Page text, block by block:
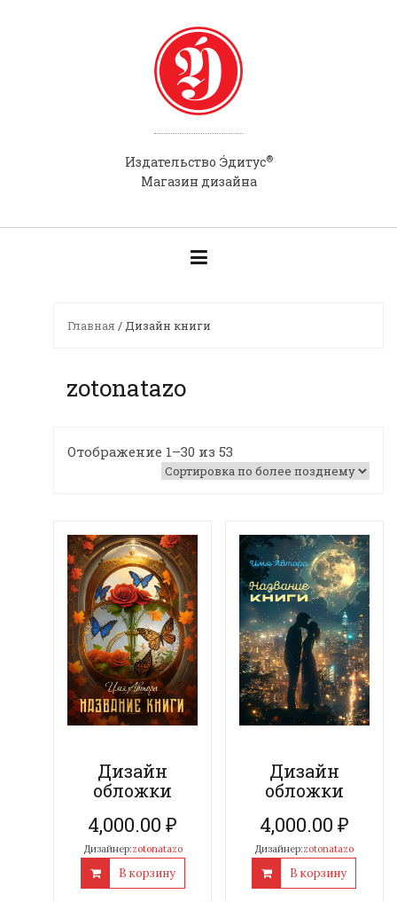
Издательство Э́дитус®
Магазин дизайна
Главная / Дизайн книги
zotonatazo
Отображение 1–30 из 53
Дизайн
обложки
4,000.00₽
Дизайнер:zotonatazo
В корзину
Дизайн
обложки
4,000.00 ₽
Дизайнер:zotonatazo
В корзину